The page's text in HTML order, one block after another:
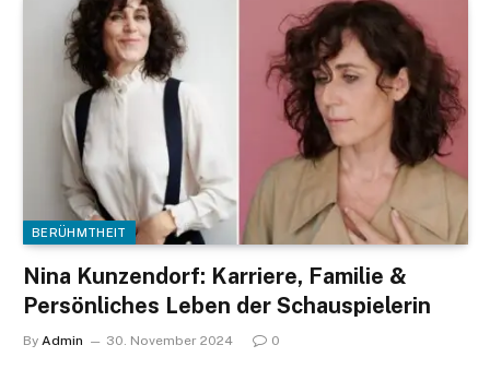
BERÜHMTHEIT
Nina Kunzendorf: Karriere, Familie &
Persönliches Leben der Schauspielerin
By Admin 30. November 2024 0